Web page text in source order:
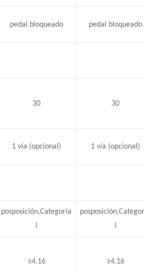
pedal bloqueado pedal bloqueado
30 30
1 vía (opcional) 1 vía (opcional)
posposición,Categoría
posposición,Categoría
≥4.16 ≥4.16